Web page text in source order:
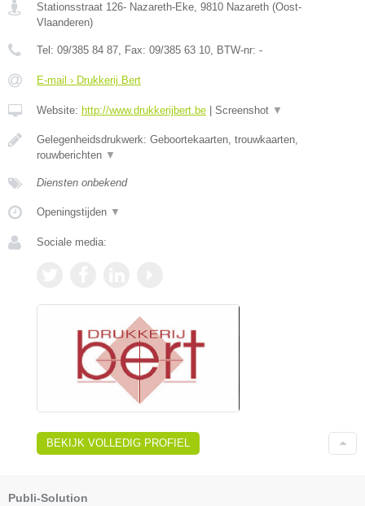
Stationsstraat 126- Nazareth-Eke, 9810 Nazareth (Oost-
Vlaanderen)
Tel: 09/385 84 87, Fax: 09/385 63 10, BTW-nr: -
E-mail › Drukkerij Bert
Website: http://www.drukkerijbert.be Screenshot ▼
Gelegenheidsdrukwerk: Geboortekaarten, trouwkaarten,
rouwberichten ▼
Diensten onbekend
Openingstijden ▼
Sociale media:
BEKIJK VOLLEDIG PROFIEL
Publi-Solution